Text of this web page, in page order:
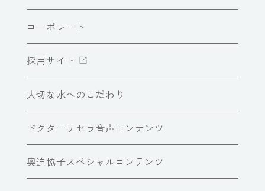
コーポレート
採用サイト
大切な水へのこだわり
ドクターリセラ音声コンテンツ
奥迫協子スペシャルコンテンツ